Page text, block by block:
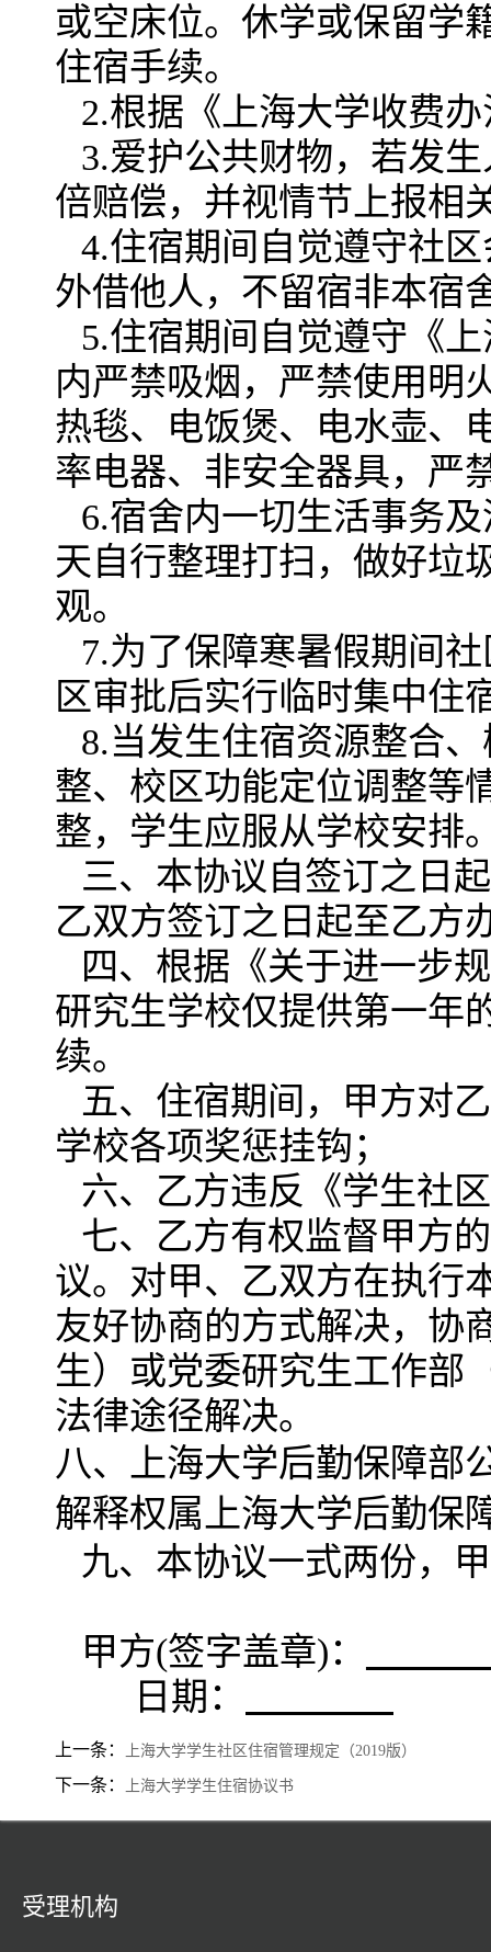
或空床位。休学或保留学
住宿手续。
2.根据《上海大学收费
3.爱护公共财物，若发
倍赔偿，并视情节上报相
4.住宿期间自觉遵守社
外借他人，不留宿非本宿
5.住宿期间自觉遵守《
内严禁吸烟，严禁使用明
热毯、电饭煲、电水壶、
率电器、非安全器具，严
6.宿舍内一切生活事务
天自行整理打扫，做好垃
观。
7.为了保障寒暑假期间
区审批后实行临时集中住
8.当发生住宿资源整合
整、校区功能定位调整等
整，学生应服从学校安排
三、本协议自签订之日
乙双方签订之日起至乙方
四、根据《关于进一步
研究生学校仅提供第一年
续。
五、住宿期间，甲方对
学校各项奖惩挂钩；
六、乙方违反《学生社
七、乙方有权监督甲方
议。对甲、乙双方在执行
友好协商的方式解决，协
生）或党委研究生工作部
法律途径解决。
八、上海大学后勤保障部
解释权属上海大学后勤保
九、本协议一式两份，
甲方(签字盖章)：
日期：
上一条： 上海大学学生社区住宿管理规定（2019版）
下一条： 上海大学学生住宿协议书
受理机构